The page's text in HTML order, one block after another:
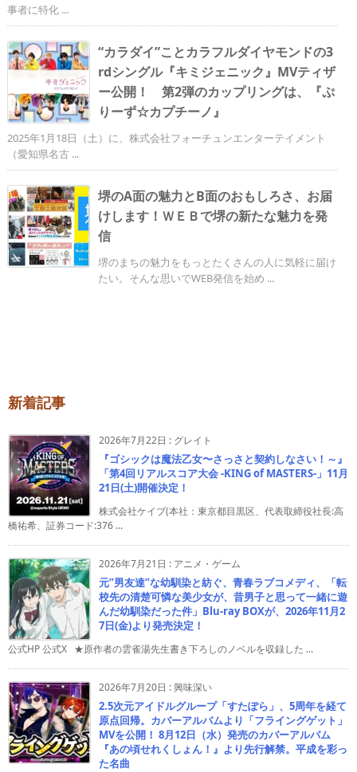
事者に特化 ...
“カラダイ”ことカラフルダイヤモンドの3
rdシングル『キミジェニック』MVティザ
ー公開！ 第2弾のカップリングは、『ぷ
りーず☆カプチーノ』
2025年1月18日（土）に、株式会社フォーチュンエンターテイメント
（愛知県名古 ...
堺のA面の魅力とB面のおもしろさ、お届
けします！ＷＥＢで堺の新たな魅力を発
信
堺のまちの魅力をもっとたくさんの人に気軽に届け
たい。そんな思いでWEB発信を始め ...
新着記事
2026年7月22日 : グレイト
『ゴシックは魔法乙女〜さっさと契約しなさい！～』
「第4回リアルスコア大会 -KING of MASTERS-」11月
21日(土)開催決定！
株式会社ケイブ(本社：東京都目黒区、代表取締役社長:高
橋祐希、証券コード:376 ...
2026年7月21日 : アニメ・ゲーム
元”男友達”な幼馴染と紡ぐ、青春ラブコメディ、「転
校先の清楚可憐な美少女が、昔男子と思って一緒に遊
んだ幼馴染だった件」Blu-ray BOXが、2026年11月2
7日(金)より発売決定！
公式HP 公式X ★原作者の雲雀湯先生書き下ろしのノベルを収録した ...
2026年7月20日 :興味深い
2.5次元アイドルグループ「すたぽら」、5周年を経て
原点回帰。カバーアルバムより「フライングゲット」
MVを公開！ 8月12日（水）発売のカバーアルバム
『あの頃せれくしょん！』より先行解禁。平成を彩っ
た名曲